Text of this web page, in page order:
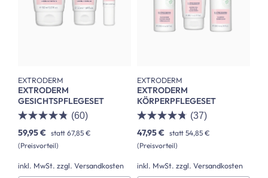
EXTRODERM
EXTRODERM
GESICHTSPFLEGESET
(60)
59,95 € statt 67,85 €
(Preisvorteil)
inkl. MwSt. zzgl. Versandkosten
EXTRODERM
EXTRODERM
KÖRPERPFLEGESET
(37)
47,95 € statt 54,85 €
(Preisvorteil)
inkl. MwSt. zzgl. Versandkosten